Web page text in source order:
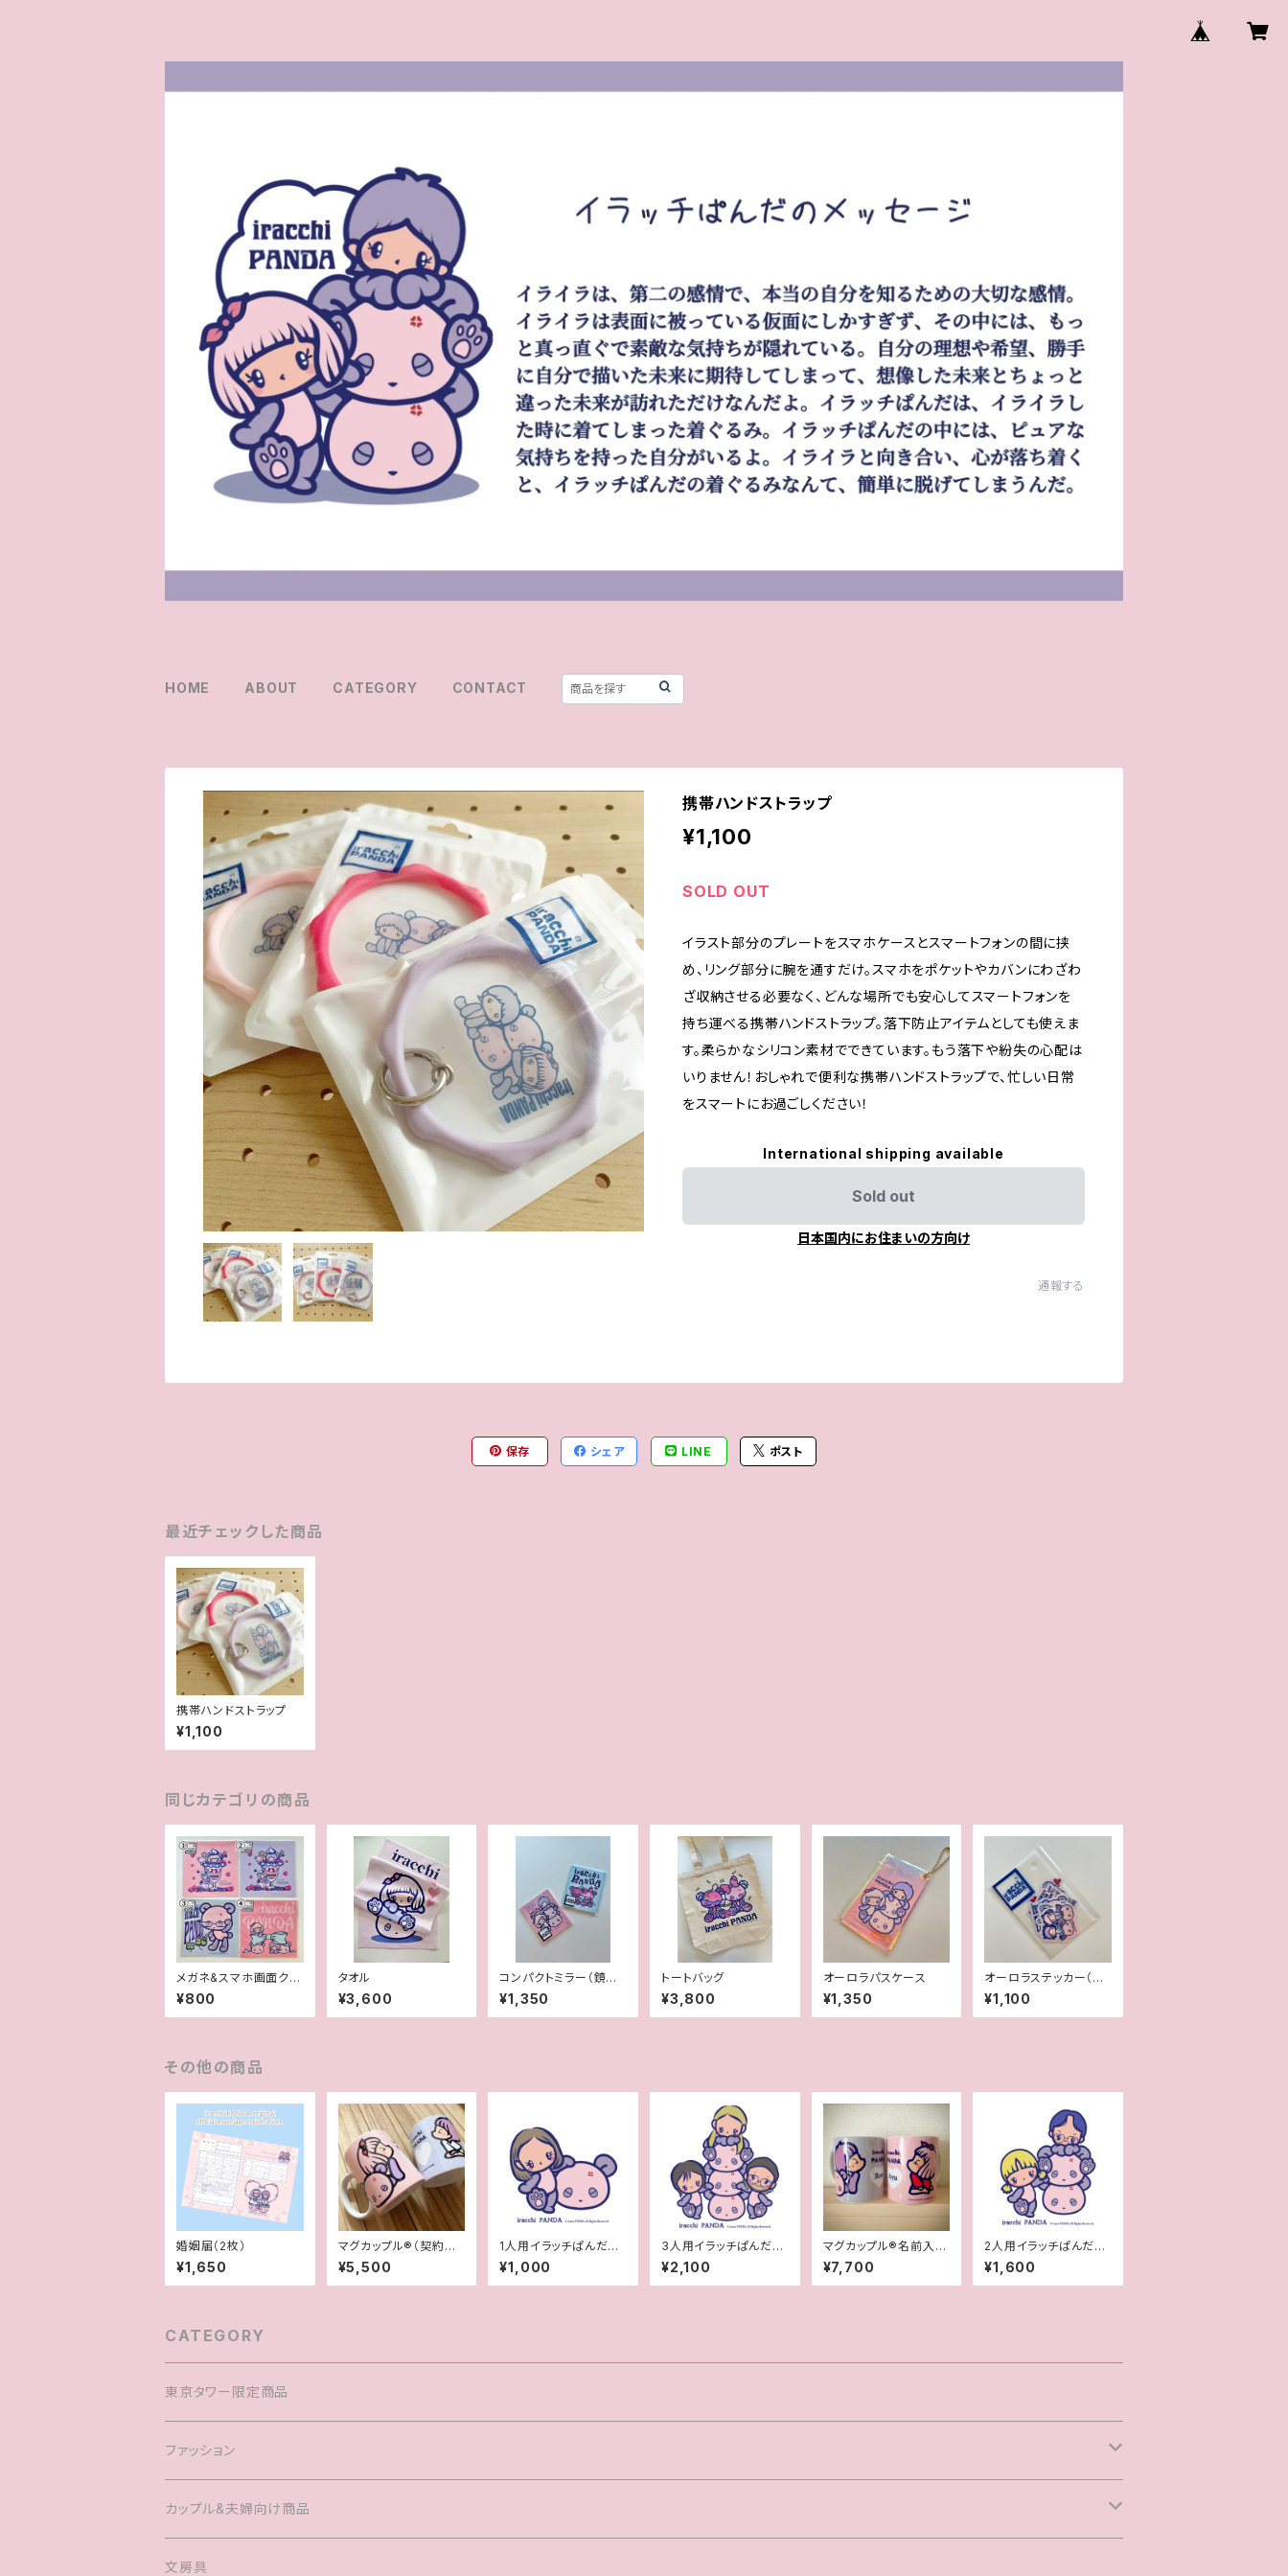
HOME ABOUT CATEGORY CONTACT
携帯ハンドストラップ
¥1,100
SOLD OUT
イラスト部分のプレートをスマホケースとスマートフォンの間に挟
め、リング部分に腕を通すだけ。スマホをポケットやカバンにわざわ
ざ収納させる必要なく、どんな場所でも安心してスマートフォンを
持ち運べる携帯ハンドストラップ。落下防止アイテムとしても使えま
す。柔らかなシリコン素材でできています。もう落下や紛失の心配は
いりません！おしゃれで便利な携帯ハンドストラップで、忙しい日常
をスマートにお過ごしください！
International shipping available
Sold out
日本国内にお住まいの方向け
通報する
保存 シェア LINE ポスト
最近チェックした商品
携帯ハンドストラップ
¥1,100
同じカテゴリの商品
メガネ&スマホ画面クリ
ーナー
¥800
タオル
¥3,600
コンパクトミラー（鏡面
デザインあり）
¥1,350
トートバッグ
¥3,800
オーロラパスケース
¥1,350
オーロラステッカー（約
4cm大）5枚セット
¥1,100
その他の商品
婚姻届（2枚）
¥1,650
マグカップル®︎（契約書
付きペアマグカップ）
¥5,500
1人用イラッチぱんだ風
似顔絵
¥1,000
3人用イラッチぱんだ風
似顔絵
¥2,100
マグカップル®︎名前入り
（契約書付き世界に一つ
オリジナルペアマグカッ
プ）
¥7,700
2人用イラッチぱんだ風
似顔絵
¥1,600
CATEGORY
東京タワー限定商品
ファッション
Tシャツ
キャップ
カップル&夫婦向け商品
マグカップル®️
文房具